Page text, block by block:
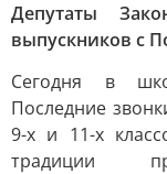
Депутаты
выпускников с
Сегодня в
Последние
9-х и 11-х
традиции